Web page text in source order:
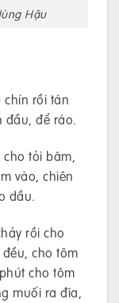
Hậu
chín rồi tán
đầu, để ráo.
tỏi băm,
vào, chiên
dầu.
rồi cho
cho tôm
cho tôm
muối ra đĩa,